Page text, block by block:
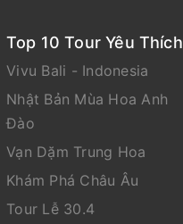
Email:
Top 10 Tour Yêu Thích
Vivu Bali - Indonesia
Nhật Bản Mùa Hoa Anh
Đào
Vạn Dặm Trung Hoa
Khám Phá Châu Âu
Tour Lễ 30.4